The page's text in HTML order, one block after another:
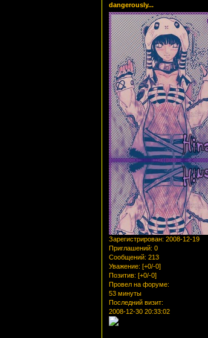
dangerously...
Зарегистрирован: 2008-12-19
Приглашений: 0
Сообщений: 213
Уважение: [+0/-0]
Позитив: [+0/-0]
Провел на форуме:
53 минуты
Последний визит:
2008-12-30 20:33:02